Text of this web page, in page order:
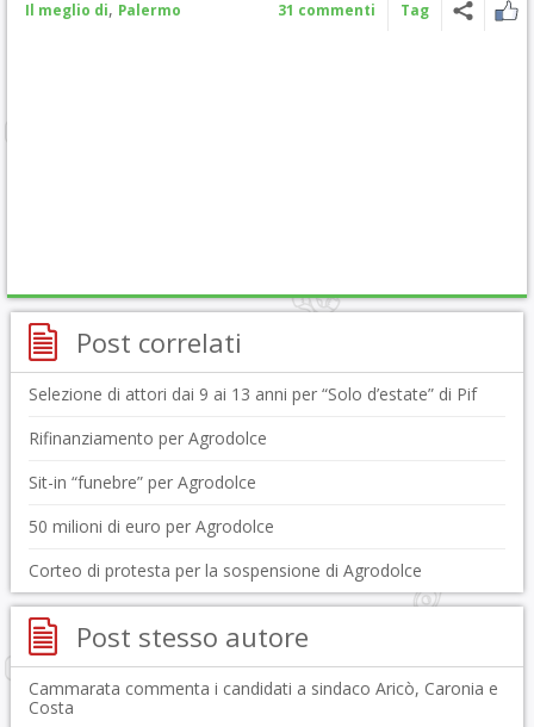
Il meglio di, Palermo 31 commenti Tag
Post correlati
Selezione di attori dai 9 ai 13 anni per “Solo d’estate” di Pif
Rifinanziamento per Agrodolce
Sit-in “funebre” per Agrodolce
50 milioni di euro per Agrodolce
Corteo di protesta per la sospensione di Agrodolce
Post stesso autore
Cammarata commenta i candidati a sindaco Aricò, Caronia e
Costa